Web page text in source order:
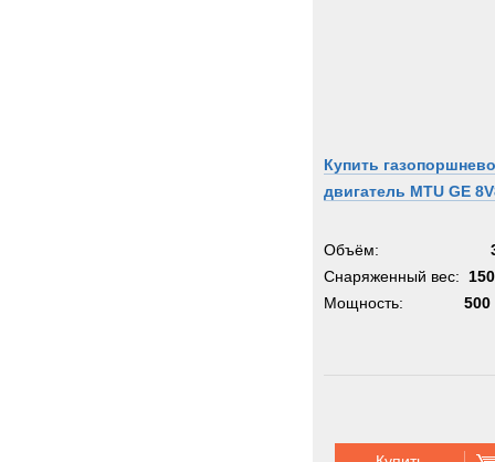
Купить
двигатель MTU GE
Объём:
Снаряженный вес:
Мощность:
500